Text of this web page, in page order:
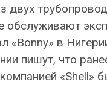
двух
обслуживают
«Bonny» в
пишут, что
«Shell»